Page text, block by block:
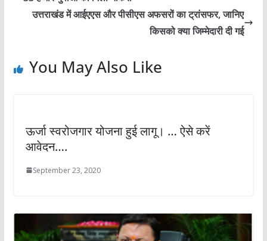
उत्तराखंड में आईएएस और पीसीएस अफसरों का ट्रांसफर, जानिए
किसको क्या जिम्मेदारी दी गई
You May Also Like
ऊर्जा स्वरोजगार योजना हुई लागू। … ऐसे करें
आवेदन….
September 23, 2020